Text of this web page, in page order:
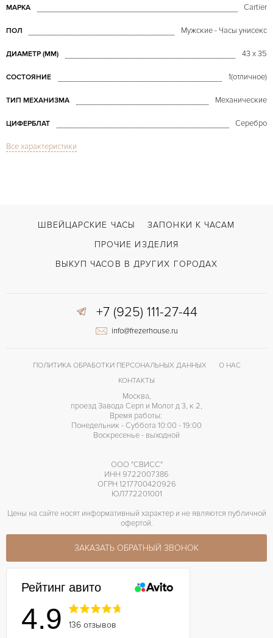
МАРКА Cartier
ПОЛ Мужские - Часы унисекс
ДИАМЕТР (MM) 43 x 35
СОСТОЯНИЕ 1(отличное)
ТИП МЕХАНИЗМА Механические
ЦИФЕРБЛАТ Серебро
СТЕКЛО
ВОЗМОЖНОСТИ ДОСТАВКИ С документами, С футляром
Двойной сложности застежка
Все характеристики
ШВЕЙЦАРСКИЕ ЧАСЫ
ЗАПОНКИ К ЧАСАМ
ПРОЧИЕ ИЗДЕЛИЯ
ВЫКУП ЧАСОВ В ДРУГИХ ГОРОДАХ
+7 (925) 111-27-44
info@frezerhouse.ru
ПОЛИТИКА ОБРАБОТКИ ПЕРСОНАЛЬНЫХ ДАННЫХ
О НАС
КОНТАКТЫ
Москва,
проезд Завода Серп и Молот д 3, к 2,
Время работы:
Понедельник - Суббота 10:00 - 19:00
Воскресенье - выходной
ООО "СВИСС"
ИНН 9722007386
ОГРН 1217700420926
ЮЛ772201001
Цены на сайте носят информативный характер и не являются публичной
офертой.
ЗАКАЗАТЬ ОБРАТНЫЙ ЗВОНОК
Рейтинг авито
4.9 136 отзывов